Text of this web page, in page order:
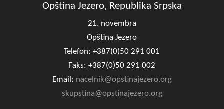
Opština Jezero, Republika Srpska
21. novembra
Opština Jezero
Telefon: +387(0)50 291 001
Faks: +387(0)50 291 002
Email: nacelnik@opstinajezero.org
skupstina@opstinajezero.org